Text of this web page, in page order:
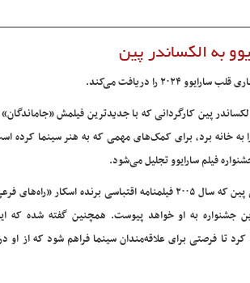
به الکساندر پین
۲۰۲۴ را دریافت می‌کند.
خانه برد، برای کمک‌های مهمی که به هنر سینما کرده
فیلم سارایوو تجلیل می‌شود.
جیم تیلور همکار قدیمی پین که سال ۲۰۰۵ فیلمنامه اقتباسی برنده
جشنواره به او خواهد پیوست. همچنین گفته شده که
تا فرصتی برای علاقه‌مندان سینما فراهم شود که از او